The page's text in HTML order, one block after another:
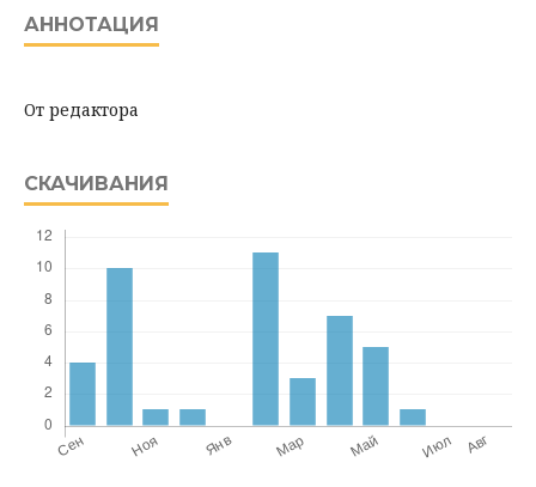
АННОТАЦИЯ
От редактора
СКАЧИВАНИЯ